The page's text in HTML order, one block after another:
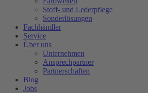
Stoff- und Lederpflege
Sonderlösungen
Fachhändler
Service
Über uns
Unternehmen
Ansprechpartner
Partnerschaften
Blog
Jobs